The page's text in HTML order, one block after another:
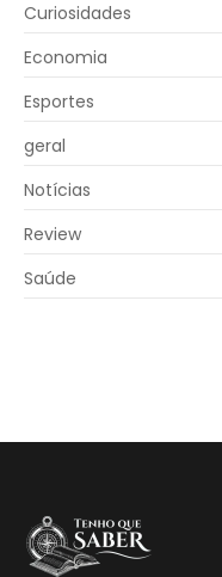
Curiosidades
Economia
Esportes
geral
Notícias
Review
Saúde